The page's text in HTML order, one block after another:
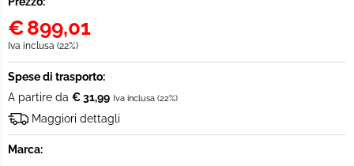
€899,01
Iva inclusa (22%)
Spese di trasporto:
A partire da € 31,99 Iva inclusa (22%)
Maggiori dettagli
Marca: